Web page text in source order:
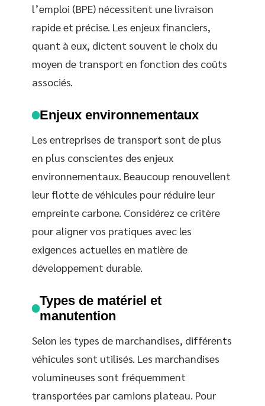
l’emploi (BPE) nécessitent une livraison
rapide et précise. Les enjeux financiers,
quant à eux, dictent souvent le choix du
moyen de transport en fonction des coûts
associés.
Enjeux environnementaux
Les entreprises de transport sont de plus
en plus conscientes des enjeux
environnementaux. Beaucoup renouvellent
leur flotte de véhicules pour réduire leur
empreinte carbone. Considérez ce critère
pour aligner vos pratiques avec les
exigences actuelles en matière de
développement durable.
Types de matériel et
manutention
Selon les types de marchandises, différents
véhicules sont utilisés. Les marchandises
volumineuses sont fréquemment
transportées par camions plateau. Pour